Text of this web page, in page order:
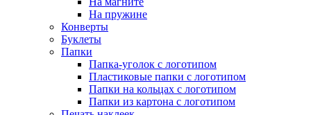
На пружине
Конверты
Буклеты
Папки
Папка-уголок с логотипом
Пластиковые папки с логотипом
Папки на кольцах с логотипом
Папки из картона с логотипом